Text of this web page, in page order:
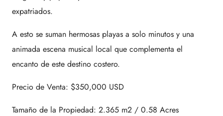
expatriados.
A esto se suman hermosas playas a solo minutos y una
animada escena musical local que complementa el
encanto de este destino costero.
Precio de Venta: $350,000 USD
Tamaño de la Propiedad: 2.365 m2 / 0.58 Acres